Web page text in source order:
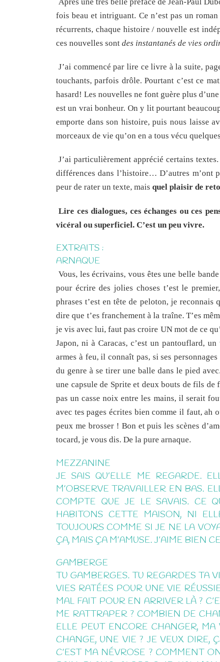
fois beau et intriguant. Ce n’est pas un
récurrents, chaque histoire / nouvelle est
ces nouvelles sont des instantanés de vies
J’ai commencé par lire ce livre à la suite,
touchants, parfois drôle. Pourtant c’est ce
hasard! Les nouvelles ne font guère plus
est un vrai bonheur. On y lit pourtant
emporte dans son histoire, puis nous laisse
morceaux de vie qu’on en a tous vécu
J’ai particulièrement apprécié certains
différences dans l’histoire… D’autres m’ont
peur de rater un texte, mais quel plaisir de
Lire ces dialogues, ces échanges ou ces
vicéral ou superficiel. C’est un peu vivre.
EXTRAITS :
ARNAQUE
Vous, les écrivains, vous êtes une belle
pour écrire des jolies choses t’est le
phrases t’est en tête de peloton, je
dire que t’es franchement à la traîne. T’es
je vis avec lui, faut pas croire UN mot de ce
Japon, ni à Caracas, c’est un pantouflard,
armes à feu, il connaît pas, si ses
du genre à se tirer une balle dans le pied
une capsule de Sprite et deux bouts de fils
pas un casse noix entre les mains, il serait
avec tes pages écrites bien comme il faut, ah
peux me brosser ! Bon et puis les scènes
tocard, je vous dis. De la pure arnaque.
MEZZANINE
JE SAIS QU’ELLE ME REGARDE.
M’OBSERVE TRAVAILLER EN BAS.
COMPTE QUE JE LE SAVAIS. CE
HABITONS CETTE MAISON, NI
TOUJOURS COMME SI JE NE LA
ÇA, MAIS ÇA M’AMUSE. J’AIME BIEN
GAMBERGE
TU GAMBERGES. TU REGARDES TA
VIES RATÉES POUR UNE VIE
MAL FAIT POUR EN ARRIVER LÀ ?
ME RATTRAPER ? COMBIEN DE
ELLE PEUT ENCORE CHANGER,
CHANGE, UNE VIE ? JE VEUX DIRE,
C’EST MA NÉVROSE ? COMMENT